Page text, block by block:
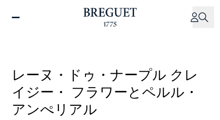
レーヌ・ドゥ・ナープル クレ
イジー・ フラワーとペルル・
アンぺリアル